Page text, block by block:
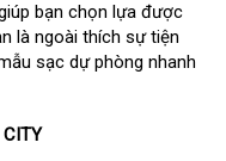
bạn chọn lựa được
là ngoài thích sự tiện
sạc dự phòng nhanh
CITY